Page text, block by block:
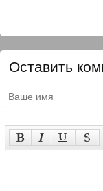
Оставить